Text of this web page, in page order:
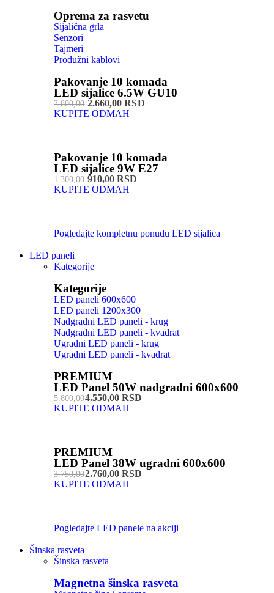
Oprema za rasvetu
Sijalična grla
Senzori
Tajmeri
Produžni kablovi
Pakovanje 10 komada
LED sijalice 6.5W GU10
3.800,002.660,00 RSD
KUPITE ODMAH
Pakovanje 10 komada
LED sijalice 9W E27
1.300,00910,00 RSD
KUPITE ODMAH
Pogledajte kompletnu ponudu LED sijalica
LED paneli
Kategorije
Kategorije
LED paneli 600x600
LED paneli 1200x300
Nadgradni LED paneli - krug
Nadgradni LED paneli - kvadrat
Ugradni LED paneli - krug
Ugradni LED paneli - kvadrat
PREMIUM
LED Panel 50W nadgradni 600x600
5.800,004.550,00 RSD
KUPITE ODMAH
PREMIUM
LED Panel 38W ugradni 600x600
3.750,002.760,00 RSD
KUPITE ODMAH
Pogledajte LED panele na akciji
Šinska rasveta
Šinska rasveta
Magnetna šinska rasveta